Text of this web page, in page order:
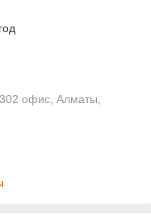
офис, Алматы,